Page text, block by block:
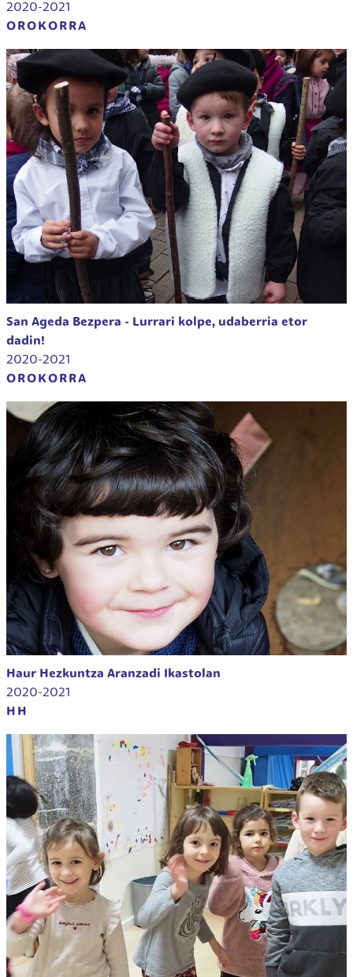
2020-2021
OROKORRA
San Ageda Bezpera - Lurrari kolpe, udaberria etor
dadin!
2020-2021
OROKORRA
Haur Hezkuntza Aranzadi Ikastolan
2020-2021
HH